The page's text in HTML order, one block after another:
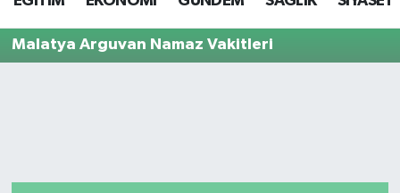
Malatya Arguvan Namaz Vakitleri